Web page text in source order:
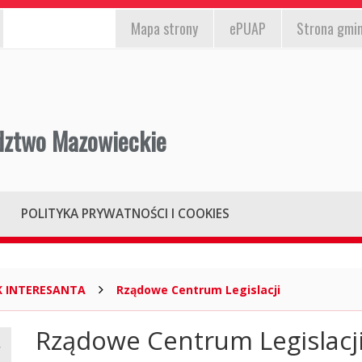
EPUAP,
strony
Mapa strony ePUAP Strona
Mazowieckie
POLITYKA PRYWATNOŚCI I COOKIES
INTERESANTA Rządowe Centrum Legislacji
Główna
treść
Rządowe Centrum